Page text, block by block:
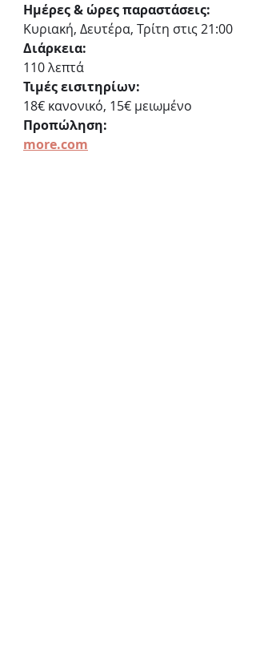
Ημέρες & ώρες παραστάσεις:
Κυριακή, Δευτέρα, Τρίτη στις 21:00
Διάρκεια:
110 λεπτά
Τιμές εισιτηρίων:
18€ κανονικό, 15€ μειωμένο
Προπώληση:
more.com